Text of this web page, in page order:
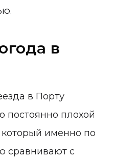
в
в Порту
постоянно плохой
который именно по
сравнивают с